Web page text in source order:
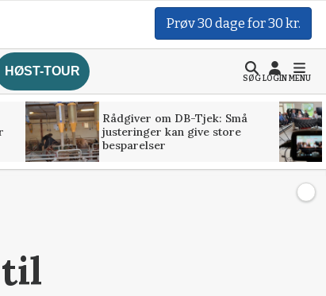
Prøv 30 dage for 30 kr.
HØST-TOUR
SØGLOGINMENU
Rådgiver om DB-Tjek: Små
justeringer kan give store
besparelser
til